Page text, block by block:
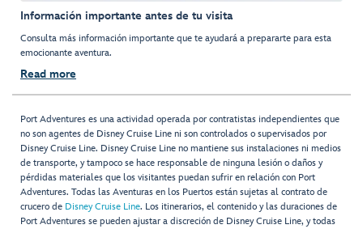
Información importante antes de tu visita
Consulta más información importante que te ayudará a prepararte para esta
emocionante aventura.
Read more
Port Adventures es una actividad operada por contratistas independientes que
no son agentes de Disney Cruise Line ni son controlados o supervisados por
Disney Cruise Line. Disney Cruise Line no mantiene sus instalaciones ni medios
de transporte, y tampoco se hace responsable de ninguna lesión o daños y
pérdidas materiales que los visitantes puedan sufrir en relación con Port
Adventures. Todas las Aventuras en los Puertos están sujetas al contrato de
crucero de Disney Cruise Line. Los itinerarios, el contenido y las duraciones de
Port Adventures se pueden ajustar a discreción de Disney Cruise Line, y todas